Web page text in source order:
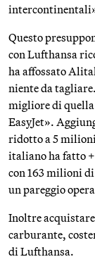
Questo
con Lufthansa
ha affossato
niente da
migliore di quella
EasyJet».
ridotto a 5
italiano ha fatto
con 163 milioni
un pareggio
Inoltre
carburante,
di Lufthansa.